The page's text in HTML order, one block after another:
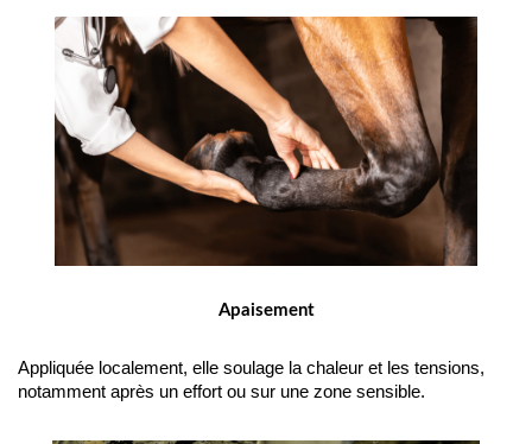
Apaisement
Appliquée localement, elle soulage la chaleur et les tensions,
notamment après un effort ou sur une zone sensible.